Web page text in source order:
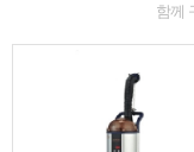
함께